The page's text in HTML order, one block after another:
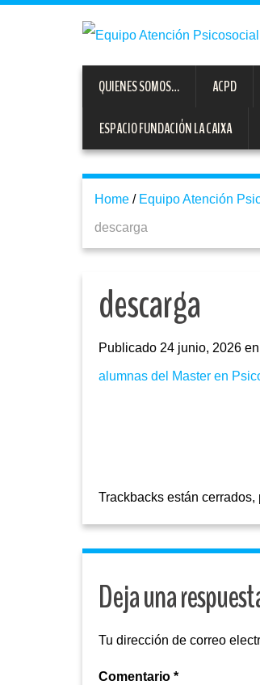
QUIENES SOMOS… ACPD
ESPACIO FUNDACIÓN LA CAIXA
Home / Equipo Atención
descarga
descarga
Publicado 24 junio, 2026 en
alumnas del Master en
Trackbacks están cerrados,
Deja una
Tu dirección de correo
Comentario *